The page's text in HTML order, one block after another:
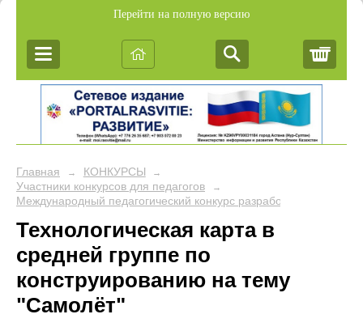
Перейти на полную версию
Главная → КОНКУРСЫ →
Участники конкурсов для педагогов →
Международный педагогический конкурс разработок учебных
Технологическая карта в
средней группе по
конструированию на тему
"Самолёт"